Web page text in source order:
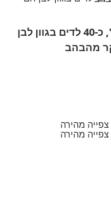
חבל לד מקצועי שחור, 5 מ', כ-40 לדים בגוון לבן
צפייה מהירה
צפייה מהירה